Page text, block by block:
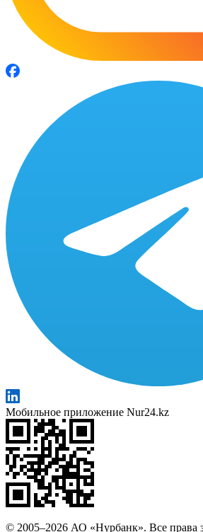
Мобильное приложение Nur24.kz
© 2005–2026 АО «Нурбанк». Все права